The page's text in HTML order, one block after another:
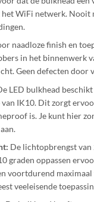
WiFi netwerk. Nooit
naadloze finish en
in het binnenwerk
Geen defecten door
LED bulkhead
van IK10. Dit zorgt
is. Je kunt hier
De lichtopbrengst van
graden oppassen
voortdurend
veeleisende